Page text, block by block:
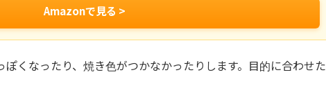
Amazonで見る >
くなったり、焼き色がつかなかったりします。目的に合わせた